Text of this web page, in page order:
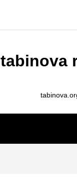
tabinova